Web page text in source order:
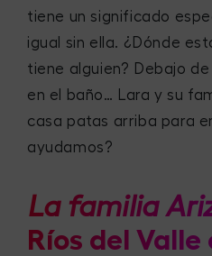
tiene un significado
igual sin ella. ¿Dónde
tiene alguien? Debajo
en el baño… Lara y su
casa patas arriba para
ayudamos?
La familia
Ríos del